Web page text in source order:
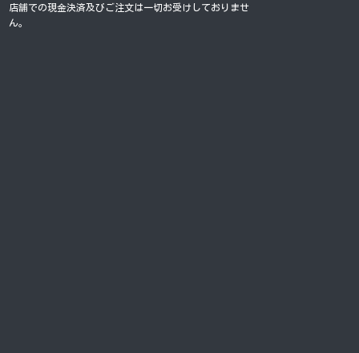
店舗での現金決済及びご注文は一切お受けしておりませ
ん。